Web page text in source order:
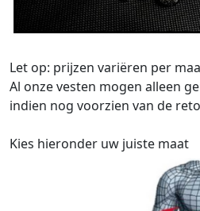
Let op: prijzen variëren per
Al onze vesten mogen alleen
indien nog voorzien van de
Kies hieronder uw juiste maat